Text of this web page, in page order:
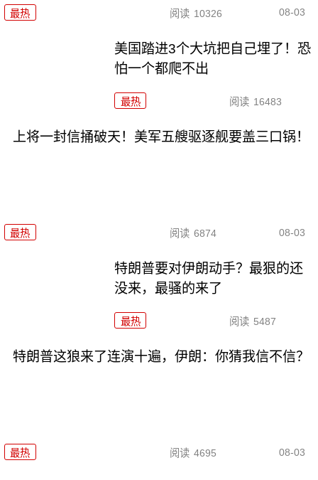
最热 阅读 10326 08-03
美国踏进3个大坑把自己埋了！恐
怕一个都爬不出
最热 阅读 16483
上将一封信捅破天！美军五艘驱逐舰要盖三口锅！
最热 阅读 6874 08-03
特朗普要对伊朗动手？最狠的还
没来，最骚的来了
最热 阅读 5487
特朗普这狼来了连演十遍，伊朗：你猜我信不信？
最热 阅读 4695 08-03